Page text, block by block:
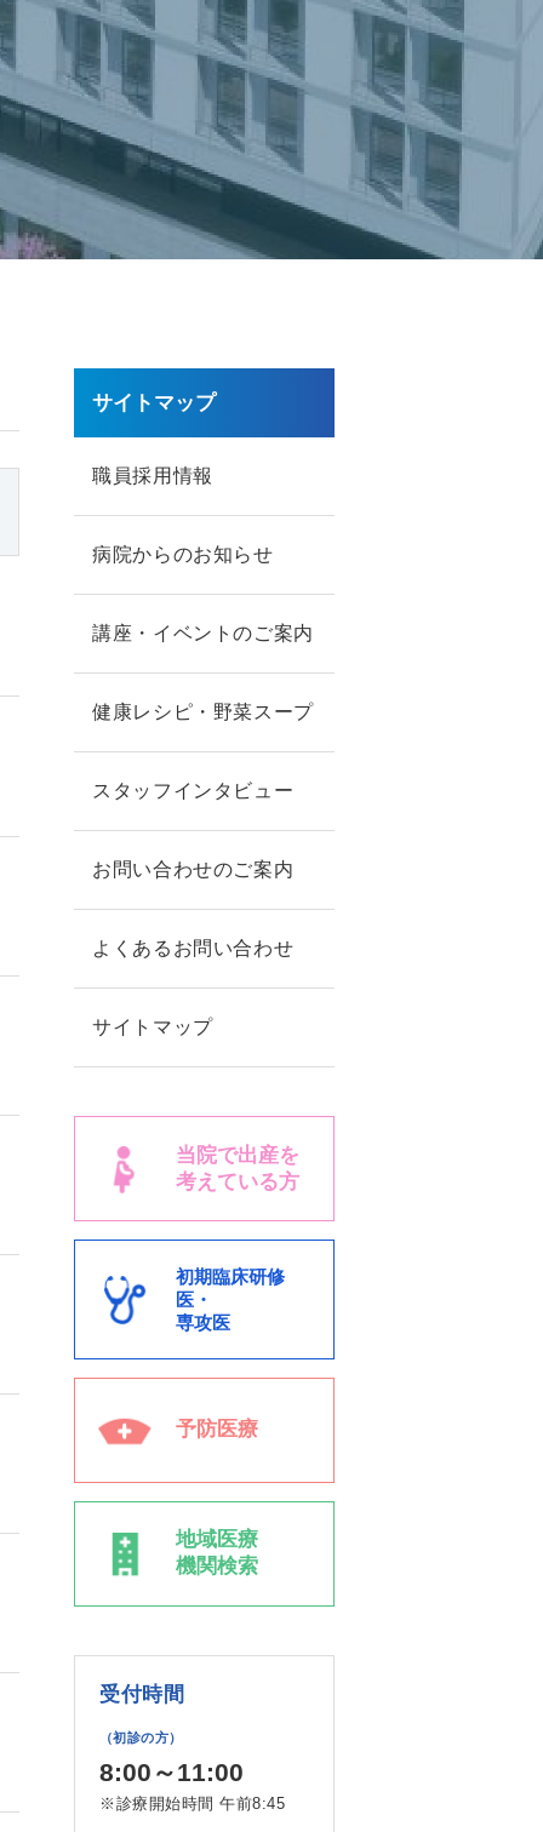
サイトマップ
職員採用情報
病院からのお知らせ
講座・イベントのご案内
健康レシピ・野菜スープ
スタッフインタビュー
お問い合わせのご案内
よくあるお問い合わせ
サイトマップ
当院で出産を
考えている方
初期臨床研修
医・
専攻医
予防医療
地域医療
機関検索
受付時間
（初診の方）
8:00～11:00
※診療開始時間 午前8:45